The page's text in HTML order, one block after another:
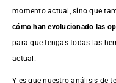
momento actual, sino que
cómo han evolucionado las
para que tengas todas las
actual.
Y es que nuestro análisis de